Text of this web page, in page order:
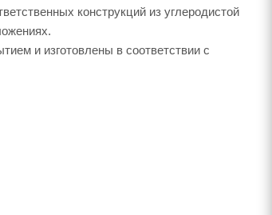
конструкций из углеродистой
и изготовлены в соответствии с